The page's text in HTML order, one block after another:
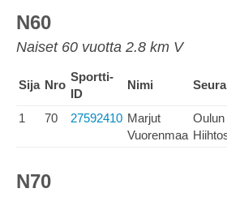
N60
Naiset 60 vuotta 2.8 km V
Sija Nro
Sportti-
ID
Nimi Seura
1 70 27592410 Marjut
Vuorenmaa
Oulun
N70